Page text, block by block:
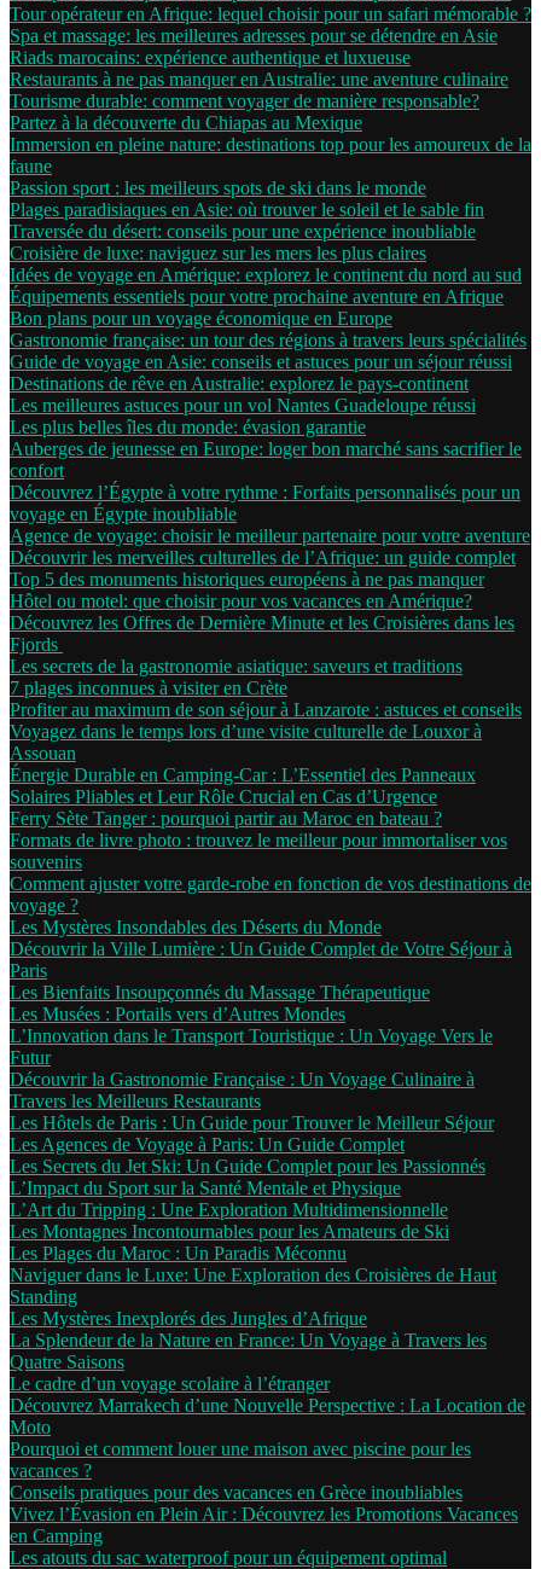
Tour opérateur en Afrique: lequel choisir pour un safari mémorable ?
Spa et massage: les meilleures adresses pour se détendre en Asie
Riads marocains: expérience authentique et luxueuse
Restaurants à ne pas manquer en Australie: une aventure culinaire
Tourisme durable: comment voyager de manière responsable?
Partez à la découverte du Chiapas au Mexique
Immersion en pleine nature: destinations top pour les amoureux de la
faune
Passion sport : les meilleurs spots de ski dans le monde
Plages paradisiaques en Asie: où trouver le soleil et le sable fin
Traversée du désert: conseils pour une expérience inoubliable
Croisière de luxe: naviguez sur les mers les plus claires
Idées de voyage en Amérique: explorez le continent du nord au sud
Équipements essentiels pour votre prochaine aventure en Afrique
Bon plans pour un voyage économique en Europe
Gastronomie française: un tour des régions à travers leurs spécialités
Guide de voyage en Asie: conseils et astuces pour un séjour réussi
Destinations de rêve en Australie: explorez le pays-continent
Les meilleures astuces pour un vol Nantes Guadeloupe réussi
Les plus belles îles du monde: évasion garantie
Auberges de jeunesse en Europe: loger bon marché sans sacrifier le
confort
Découvrez l’Égypte à votre rythme : Forfaits personnalisés pour un
voyage en Égypte inoubliable
Agence de voyage: choisir le meilleur partenaire pour votre aventure
Découvrir les merveilles culturelles de l’Afrique: un guide complet
Top 5 des monuments historiques européens à ne pas manquer
Hôtel ou motel: que choisir pour vos vacances en Amérique?
Découvrez les Offres de Dernière Minute et les Croisières dans les
Fjords
Les secrets de la gastronomie asiatique: saveurs et traditions
7 plages inconnues à visiter en Crète
Profiter au maximum de son séjour à Lanzarote : astuces et conseils
Voyagez dans le temps lors d’une visite culturelle de Louxor à
Assouan
Énergie Durable en Camping-Car : L’Essentiel des Panneaux
Solaires Pliables et Leur Rôle Crucial en Cas d’Urgence
Ferry Sète Tanger : pourquoi partir au Maroc en bateau ?
Formats de livre photo : trouvez le meilleur pour immortaliser vos
souvenirs
Comment ajuster votre garde-robe en fonction de vos destinations de
voyage ?
Les Mystères Insondables des Déserts du Monde
Découvrir la Ville Lumière : Un Guide Complet de Votre Séjour à
Paris
Les Bienfaits Insoupçonnés du Massage Thérapeutique
Les Musées : Portails vers d’Autres Mondes
L’Innovation dans le Transport Touristique : Un Voyage Vers le
Futur
Découvrir la Gastronomie Française : Un Voyage Culinaire à
Travers les Meilleurs Restaurants
Les Hôtels de Paris : Un Guide pour Trouver le Meilleur Séjour
Les Agences de Voyage à Paris: Un Guide Complet
Les Secrets du Jet Ski: Un Guide Complet pour les Passionnés
L’Impact du Sport sur la Santé Mentale et Physique
L’Art du Tripping : Une Exploration Multidimensionnelle
Les Montagnes Incontournables pour les Amateurs de Ski
Les Plages du Maroc : Un Paradis Méconnu
Naviguer dans le Luxe: Une Exploration des Croisières de Haut
Standing
Les Mystères Inexplorés des Jungles d’Afrique
La Splendeur de la Nature en France: Un Voyage à Travers les
Quatre Saisons
Le cadre d’un voyage scolaire à l’étranger
Découvrez Marrakech d’une Nouvelle Perspective : La Location de
Moto
Pourquoi et comment louer une maison avec piscine pour les
vacances ?
Conseils pratiques pour des vacances en Grèce inoubliables
Vivez l’Évasion en Plein Air : Découvrez les Promotions Vacances
en Camping
Les atouts du sac waterproof pour un équipement optimal